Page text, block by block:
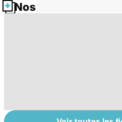
Nos fiches santé